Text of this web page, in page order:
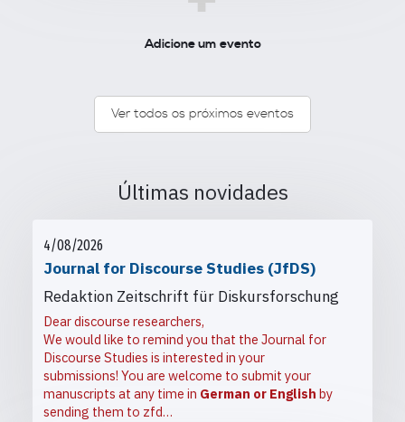
Adicione um evento
Ver todos os próximos eventos
Últimas novidades
4/08/2026
Journal for Discourse Studies (JfDS)
Redaktion Zeitschrift für Diskursforschung
Dear discourse researchers,
We would like to remind you that the Journal for
Discourse Studies is interested in your
submissions! You are welcome to submit your
manuscripts at any time in German or English by
sending them to zfd…